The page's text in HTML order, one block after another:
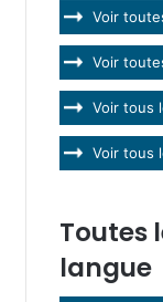
Voir
Voir
Voir tous
Voir tous
Toutes
langue